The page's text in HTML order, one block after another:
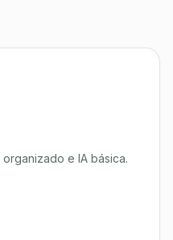
e IA básica.